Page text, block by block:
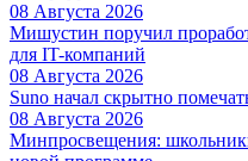
08 Августа 2026
Мишустин поручил
для IT-компаний
08 Августа 2026
Suno начал скрытно
08 Августа 2026
Минпросвещения: